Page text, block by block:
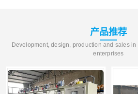
产品推荐
Development, design, production and sales
enterprises